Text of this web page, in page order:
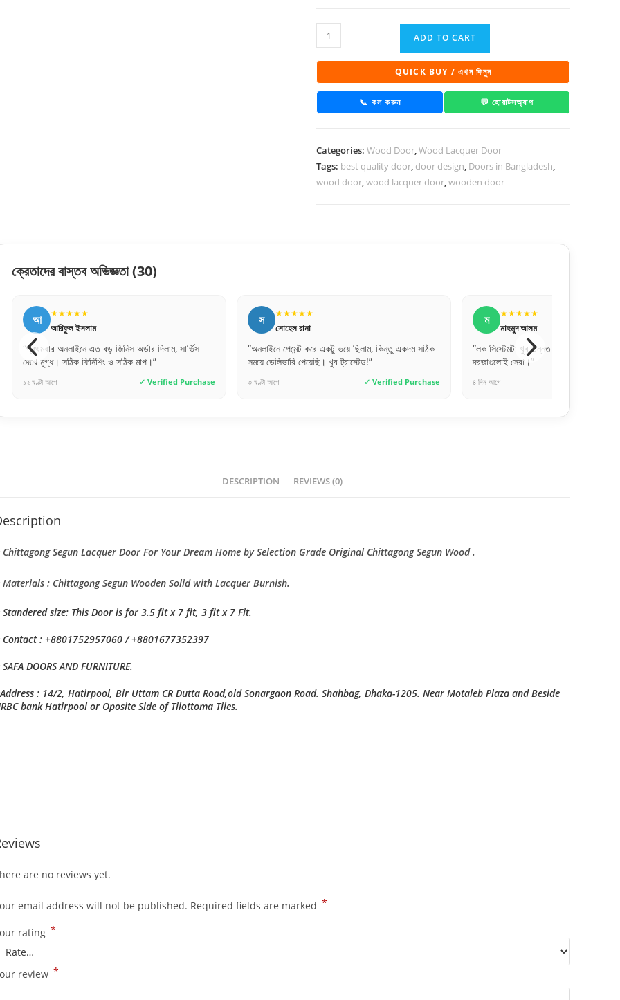
Chittagong
Segun
Lacquer
Door
1016
ADD TO CART
QUICK BUY / এখন কিনুন
📞 কল করুন 💬 হোয়াটসঅ্যাপ
Categories:Wood Door,Wood Lacquer Door
Tags: best quality door, door design, Doors in Bangladesh,
wood door,wood lacquer door,wooden door
ক্রেতাদের বাস্তব অভিজ্ঞতা(30)
আ ★★★★★
আরিফুল ইসলাম
“প্রথমবার অনলাইনে এত বড় জিনিস অর্ডার দিলাম, সার্ভিস
দেখে মুগ্ধ। সঠিক ফিনিশিং ও সঠিক মাপ।”
১২ ঘণ্টা আগে ✓ Verified Purchase
স ★★★★★
সোহেল রানা
“অনলাইনে পেমেন্ট করে একটু ভয়ে ছিলাম, কিন্তু একদম সঠিক
সময়ে ডেলিভারি পেয়েছি। খুব ট্রাস্টেড!”
৩ ঘণ্টা আগে ✓ Verified Purchase
ম ★★★★★
মাহমুদ আলম
“লক সিস্টেমটা খুব উন্নত মানের।
দরজাগুলোই সেরা।”
৪ দিন আগে
DESCRIPTION REVIEWS (0)
Segun Lacquer Door For Your Dream Home by Selection Grade Original Chittagong Segun Wood .
: Chittagong Segun Wooden Solid with Lacquer Burnish.
size: This Door is for 3.5 fit x 7 fit, 3 fit x 7 Fit.
: +8801752957060 / +8801677352397
DOORS AND FURNITURE.
: 14/2, Hatirpool, Bir Uttam CR Dutta Road,old Sonargaon Road. Shahbag, Dhaka-1205. Near Motaleb Plaza and Beside
bank Hatirpool or Oposite Side of Tilottoma Tiles.
are no reviews yet.
email address will not be published. Required fields are marked *
rating *
review *